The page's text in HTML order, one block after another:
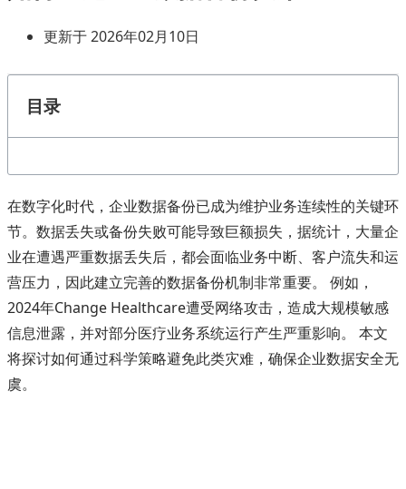
更新于 2026年02月10日
目录
在数字化时代，企业数据备份已成为维护业务连续性的关键环
节。数据丢失或备份失败可能导致巨额损失，据统计，大量企
业在遭遇严重数据丢失后，都会面临业务中断、客户流失和运
营压力，因此建立完善的数据备份机制非常重要。 例如，
2024年Change Healthcare遭受网络攻击，造成大规模敏感
信息泄露，并对部分医疗业务系统运行产生严重影响。 本文
将探讨如何通过科学策略避免此类灾难，确保企业数据安全无
虞。